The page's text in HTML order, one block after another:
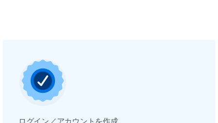
ログイン／アカウントを作成